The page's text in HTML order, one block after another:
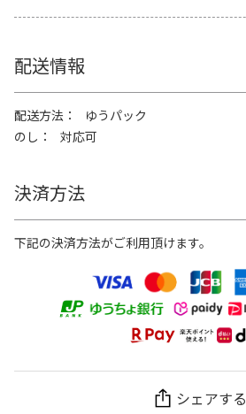
配送情報
配送方法
ゆうパック
のし
対応可
決済方法
下記の決済方法がご利用頂けます。
シェアする